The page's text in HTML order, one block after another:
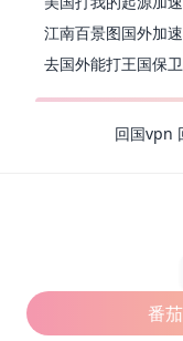
番
回国vpn